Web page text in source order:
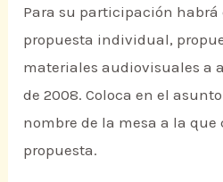
Para su participación
propuesta individual,
materiales audiovisuales a
de 2008. Coloca en el
nombre de la mesa a la que
propuesta.